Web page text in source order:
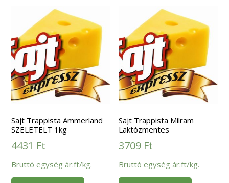
Sajt Trappista Ammerland
SZELETELT 1kg
4431 Ft
Bruttó egység ár:ft/kg.
Sajt Trappista Milram
Laktózmentes
3709 Ft
Bruttó egység ár:ft/kg.